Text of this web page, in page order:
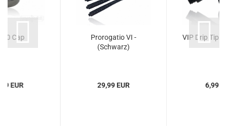
Cap
EUR
Prorogatio VI -
(Schwarz)
29,99 EUR
VIP Drip Tip 2
6,99